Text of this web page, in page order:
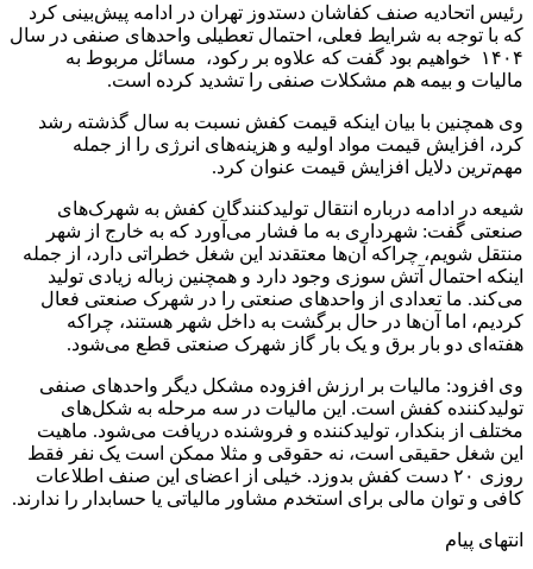
رئیس اتحادیه صنف کفاشان دستدوز تهران در ادامه پیش‌بینی کرد
که با توجه به شرایط فعلی، احتمال تعطیلی واحدهای صنفی در سال
۱۴۰۴ خواهیم بود گفت که علاوه بر رکود، مسائل مربوط به
مالیات و بیمه هم مشکلات صنفی را تشدید کرده است.
وی همچنین با بیان اینکه قیمت کفش نسبت به سال گذشته رشد
کرد، افزایش قیمت مواد اولیه و هزینه‌های انرژی را از جمله
مهم‌ترین دلایل افزایش قیمت عنوان کرد.
شیعه در ادامه درباره انتقال تولیدکنندگان کفش به شهرک‌های
صنعتی گفت: شهرداری به ما فشار می‌آورد که به خارج از شهر
منتقل شویم، چراکه آن‌ها معتقدند این شغل خطراتی دارد، از جمله
اینکه احتمال آتش سوزی وجود دارد و همچنین زباله زیادی تولید
می‌کند. ما تعدادی از واحدهای صنعتی را در شهرک صنعتی فعال
کردیم، اما آن‌ها در حال برگشت به داخل شهر هستند، چراکه
هفته‌ای دو بار برق و یک بار گاز شهرک صنعتی قطع می‌شود.
وی افزود: مالیات بر ارزش افزوده مشکل دیگر واحدهای صنفی
تولیدکننده کفش است. این مالیات در سه مرحله به شکل‌های
مختلف از بنکدار، تولیدکننده و فروشنده دریافت می‌شود. ماهیت
این شغل حقیقی است، نه حقوقی و مثلا ممکن است یک نفر فقط
روزی ۲۰ دست کفش بدوزد. خیلی از اعضای این صنف اطلاعات
کافی و توان مالی برای استخدم مشاور مالیاتی یا حسابدار را ندارند.
انتهای پیام